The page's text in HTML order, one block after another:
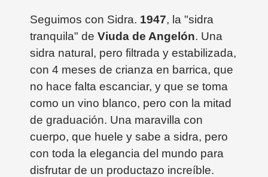
Seguimos con Sidra. 1947, la "sidra
tranquila" de Viuda de Angelón. Una
sidra natural, pero filtrada y estabilizada,
con 4 meses de crianza en barrica, que
no hace falta escanciar, y que se toma
como un vino blanco, pero con la mitad
de graduación. Una maravilla con
cuerpo, que huele y sabe a sidra, pero
con toda la elegancia del mundo para
disfrutar de un productazo increíble.